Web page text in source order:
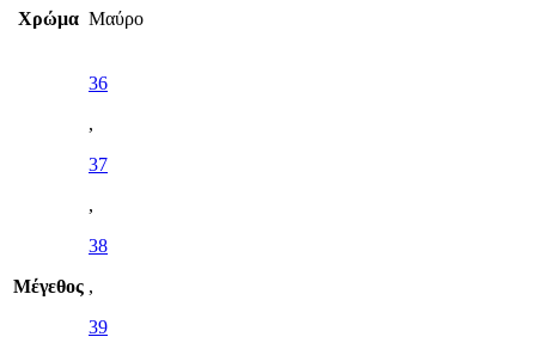
Χρώμα Μαύρο
Μέγεθος
36
,
37
,
38
,
39